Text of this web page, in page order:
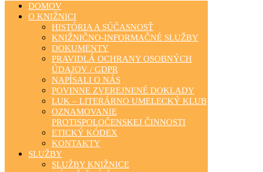
DOMOV
O KNIŽNICI
HISTÓRIA A SÚČASNOSŤ
KNIŽNIČNO-INFORMAČNÉ SLUŽBY
DOKUMENTY
PRAVIDLÁ OCHRANY OSOBNÝCH
ÚDAJOV / GDPR
NAPÍSALI O NÁS
POVINNE ZVEREJNENÉ DOKLADY
LUK – LITERÁRNO UMELECKÝ KLUB
OZNAMOVANIE
PROTISPOLOČENSKEJ ČINNOSTI
ETICKÝ KÓDEX
KONTAKTY
SLUŽBY
SLUŽBY KNIŽNICE